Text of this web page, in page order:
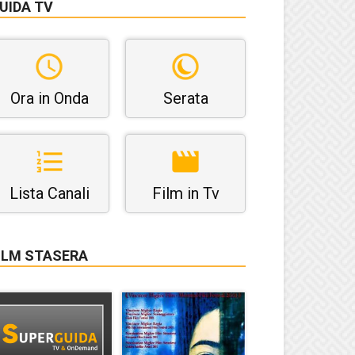
TV
Ora in Onda Serata
Lista Canali Film in Tv
STASERA